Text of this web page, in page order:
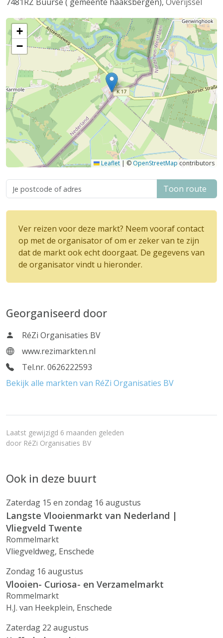
+
−
Leaflet | © OpenStreetMapcontributors
Toon route
Ver reizen voor deze markt? Neem vooraf contact
op met de organisator of om er zeker van te zijn
dat de markt ook echt doorgaat. De gegevens van
de organisator vindt u hieronder.
Georganiseerd door
RéZi Organisaties BV
www.rezimarkten.nl
Tel.nr. 0626222593
Bekijk alle markten van RéZi Organisaties BV
Laatst gewijzigd 6 maanden geleden
door RéZi Organisaties BV
Ook in deze buurt
Zaterdag 15 en zondag 16 augustus
Langste Vlooienmarkt van Nederland |
Vliegveld Twente
Rommelmarkt
Vliegveldweg, Enschede
Zondag 16 augustus
Vlooien- Curiosa- en Verzamelmarkt
Rommelmarkt
H.J. van Heekplein, Enschede
Zaterdag 22 augustus